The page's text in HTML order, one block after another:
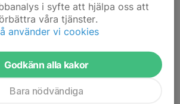
kommentarer
15/1.
ledare för den yngre gruppen och för
vi fler vuxna på plats på träningarna.
i syfte att hjälpa oss att
våra tjänster.
använder vi cookies
Godkänn alla kakor
Bara nödvändiga